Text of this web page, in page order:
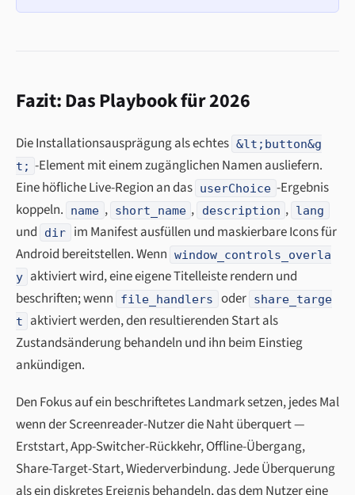
Fazit: Das Playbook für 2026
Die Installationsausprägung als echtes &lt;button&g
t; -Element mit einem zugänglichen Namen ausliefern.
Eine höfliche Live-Region an das userChoice -Ergebnis
koppeln.
name , short_name , description , lang
und dir
im Manifest ausfüllen und maskierbare Icons für
Android bereitstellen. Wenn window_controls_overla
y aktiviert wird, eine eigene Titelleiste rendern und
beschriften; wenn
file_handlers oder share_targe
t
aktiviert werden, den resultierenden Start als
Zustandsänderung behandeln und ihn beim Einstieg
ankündigen.
Den Fokus auf ein beschriftetes Landmark setzen, jedes Mal
wenn der Screenreader-Nutzer die Naht überquert —
Erststart, App-Switcher-Rückkehr, Offline-Übergang,
Share-Target-Start, Wiederverbindung. Jede Überquerung
als ein diskretes Ereignis behandeln, das dem Nutzer eine